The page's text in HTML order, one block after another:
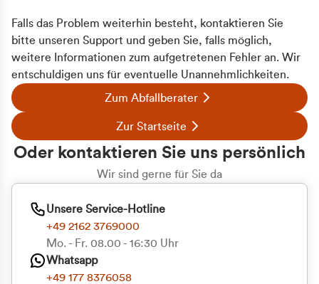
Falls das Problem weiterhin besteht, kontaktieren Sie
bitte unseren Support und geben Sie, falls möglich,
weitere Informationen zum aufgetretenen Fehler an. Wir
entschuldigen uns für eventuelle Unannehmlichkeiten.
Zum Abfallberater
Zur Startseite
Oder kontaktieren Sie uns persönlich
Wir sind gerne für Sie da
Unsere Service-Hotline
+49 2162 3769000
Mo. - Fr. 08.00 - 16:30 Uhr
Whatsapp
+49 177 8376058